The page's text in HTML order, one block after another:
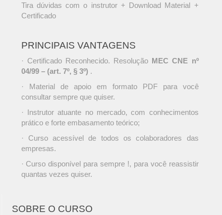
Tira dúvidas com o instrutor + Download Material +
Certificado
PRINCIPAIS VANTAGENS
· Certificado Reconhecido. Resolução MEC CNE nº
04/99 – (art. 7º, § 3º) .
· Material de apoio em formato PDF para você
consultar sempre que quiser.
· Instrutor atuante no mercado, com conhecimentos
prático e forte embasamento teórico;
· Curso acessível de todos os colaboradores das
empresas.
· Curso disponível para sempre !, para você reassistir
quantas vezes quiser.
SOBRE O CURSO